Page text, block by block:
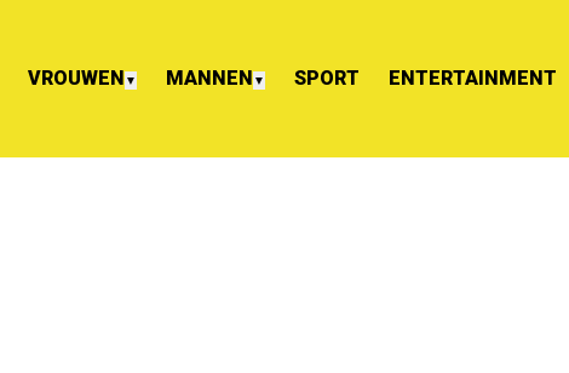
VROUWEN ▼ MANNEN ▼ SPORT ENTERTAINMENT